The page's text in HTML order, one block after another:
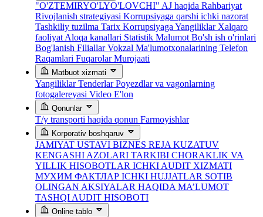
"O'ZTEMIRYO'LYO'LOVCHI" AJ haqida Rahbariyat
Rivojlanish strategiyasi Korrupsiyaga qarshi ichki nazorat
Tashkiliy tuzilma Tarix Korrupsiyaga Yangiliklar Xalqaro
faoliyat Aloqa kanallari Statistik Malumot Bo'sh ish o'rinlari
Bog'lanish FiliallarVokzal Ma'lumotxonalarining Telefon
Raqamlari Fuqarolar Murojaati
Matbuot xizmati
YangiliklarTenderlarPoyezdlar va vagonlarning
fotogalereyasi Video E'lon
Qonunlar
T/y transporti haqida qonun Farmoyishlar
Korporativ boshqaruv
JAMIYAT USTAVI BIZNES REJA KUZATUV
KENGASHI AZOLARI TARKIBI CHORAKLIK VA
YILLIK HISOBOTLAR ICHKI AUDIT XIZMATI
МУХИМ ФАКТЛАР ICHKI HUJJATLAR SOTIB
OLINGAN AKSIYALAR HAQIDA MA’LUMOT
TASHQI AUDIT HISOBOTI
Online tablo